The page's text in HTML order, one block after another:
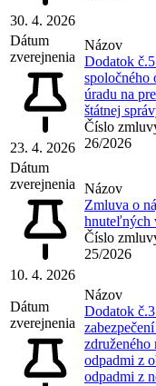
30. 4. 2026
Dátum
zverejnenia
23. 4. 2026
Názov
Dodatok
spoločného
úradu na
štátnej
Číslo
26/2026
Dátum
zverejnenia
10. 4. 2026
Názov
Zmluva o
hnuteľných
Číslo
25/2026
Dátum
zverejnenia
Názov
Dodatok
združeného
odpadmi z
odpadmi z